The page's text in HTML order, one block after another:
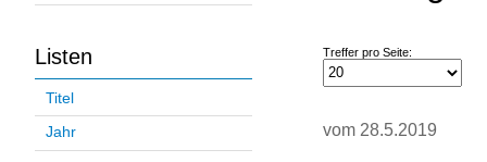
Listen
Titel
Jahr
Treffer pro Seite:
vom 28.5.2019